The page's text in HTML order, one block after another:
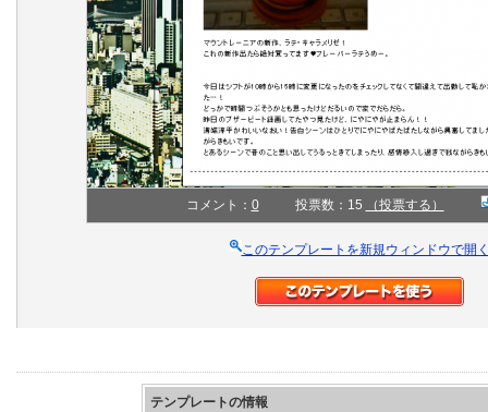
コメント： 0 投票数：15 （投票する）
このテンプレートを新規ウィンドウで開
テンプレートの情報